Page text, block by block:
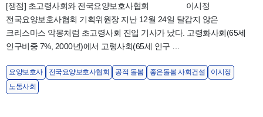
[쟁점] 초고령사회와 전국요양보호사협회 이시정
전국요양보호사협회 기획위원장 지난 12월 24일 달갑지 않은
크리스마스 악몽처럼 초고령사회 진입 기사가 났다. 고령화사회(65세
인구비중 7%, 2000년)에서 고령사회(65세 인구 …
요양보호사 전국요양보호사협회 공적 돌봄 좋은돌봄 사회건설
이시정
노동사회